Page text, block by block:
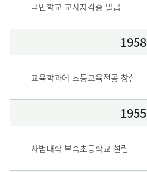
국민학교 교사자격증 발급
1958
교육학과에 초등교육전공 창설
1955
사범대학 부속초등학교 설립